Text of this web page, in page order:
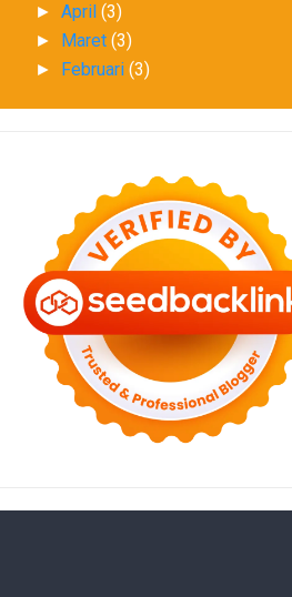
► April (3)
► Maret (3)
► Februari (3)